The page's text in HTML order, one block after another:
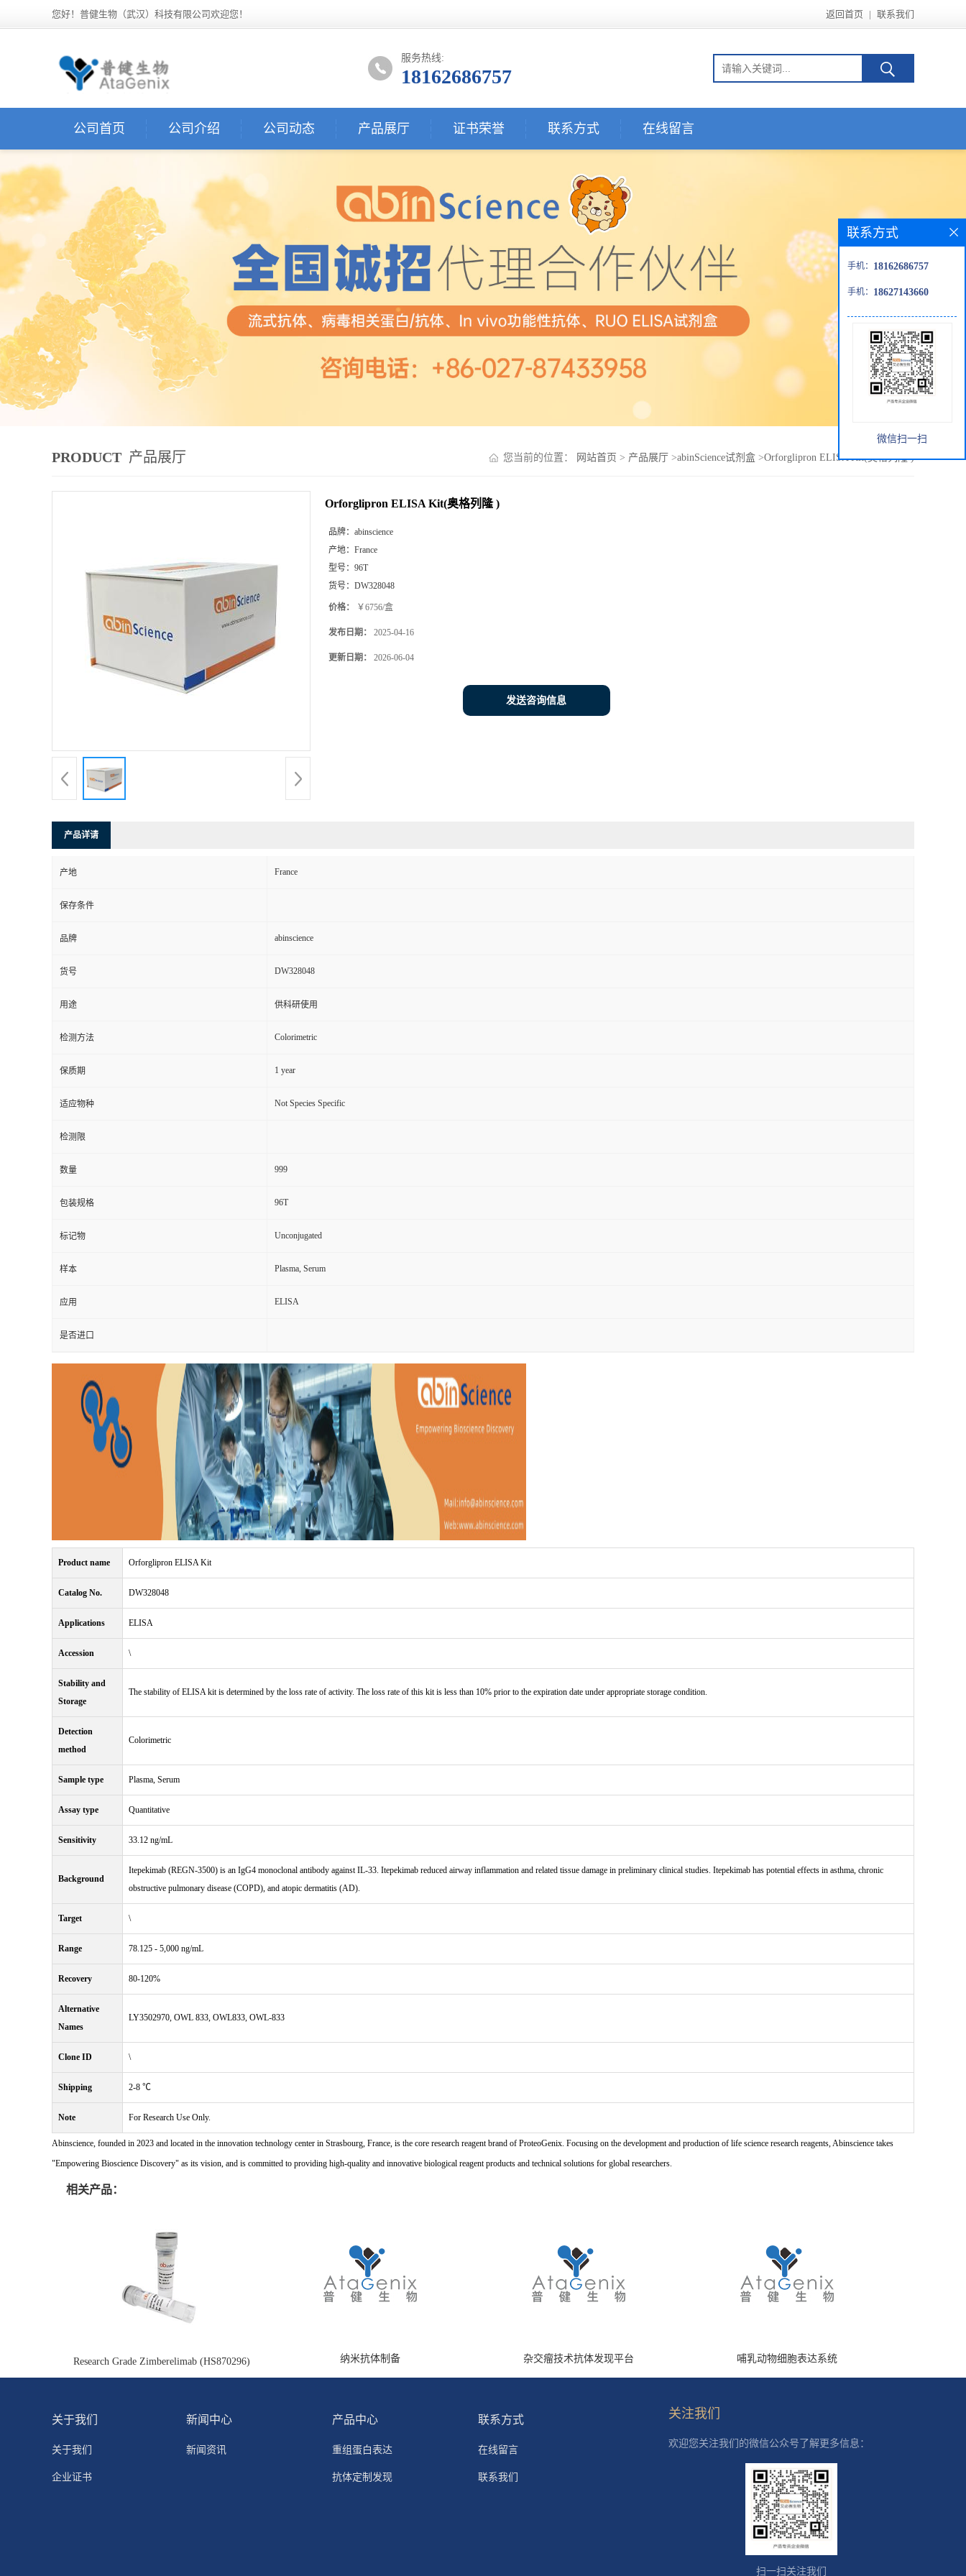
您好！普健生物（武汉）科技有限公司欢迎您！ 返回首页 | 联系我们
服务热线:
18162686757
公司首页 公司介绍 公司动态 产品展厅 证书荣誉 联系方式 在线留言
PRODUCT 产品展厅 您当前的位置： 网站首页 > 产品展厅 >abinScience试剂盒 >Orforglipron ELISA Kit(奥格列隆 )
Orforglipron ELISA Kit(奥格列隆 )
品牌： abinscience
产地： France
型号： 96T
货号： DW328048
价格： ￥6756/盒
发布日期： 2025-04-16
更新日期： 2026-06-04
发送咨询信息
产品详请
产地 France
保存条件
品牌 abinscience
货号 DW328048
用途 供科研使用
检测方法 Colorimetric
保质期 1 year
适应物种 Not Species Specific
检测限
数量 999
包装规格 96T
标记物 Unconjugated
样本 Plasma, Serum
应用 ELISA
是否进口
Product name Orforglipron ELISA Kit
Catalog No. DW328048
Applications ELISA
Accession \
Stability and
Storage
The stability of ELISA kit is determined by the loss rate of activity. The loss rate of this kit is less than 10% prior to the expiration date under appropriate storage condition.
Detection
method
Colorimetric
Sample type Plasma, Serum
Assay type Quantitative
Sensitivity 33.12 ng/mL
Background
Itepekimab (REGN-3500) is an IgG4 monoclonal antibody against IL-33. Itepekimab reduced airway inflammation and related tissue damage in preliminary clinical studies. Itepekimab has potential effects in asthma, chronic
obstructive pulmonary disease (COPD), and atopic dermatitis (AD).
Target \
Range 78.125 - 5,000 ng/mL
Recovery 80-120%
Alternative
Names
LY3502970, OWL 833, OWL833, OWL-833
Clone ID \
Shipping 2-8 ℃
Note For Research Use Only.
Abinscience, founded in 2023 and located in the innovation technology center in Strasbourg, France, is the core research reagent brand of ProteoGenix. Focusing on the development and production of life science research reagents, Abinscience takes
"Empowering Bioscience Discovery" as its vision, and is committed to providing high-quality and innovative biological reagent products and technical solutions for global researchers.
相关产品：
Research Grade Zimberelimab (HS870296) 纳米抗体制备 杂交瘤技术抗体发现平台 哺乳动物细胞表达系统
联系方式
手机： 18162686757
手机： 18627143660
微信扫一扫
关于我们
关于我们
企业证书
新闻中心
新闻资讯
产品中心
重组蛋白表达
抗体定制发现
联系方式
在线留言
联系我们
关注我们
欢迎您关注我们的微信公众号了解更多信息：
扫一扫关注我们